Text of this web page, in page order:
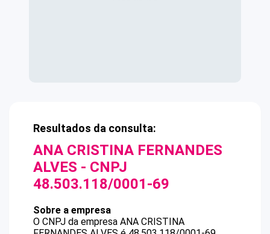
Resultados da consulta:
ANA CRISTINA FERNANDES
ALVES - CNPJ
48.503.118/0001-69
Sobre a empresa
O CNPJ da empresa ANA CRISTINA